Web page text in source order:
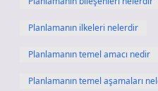
Planlamanın ilkeleri nelerdir
Planlamanın temel amacı nedir
Planlamanın temel aşamaları